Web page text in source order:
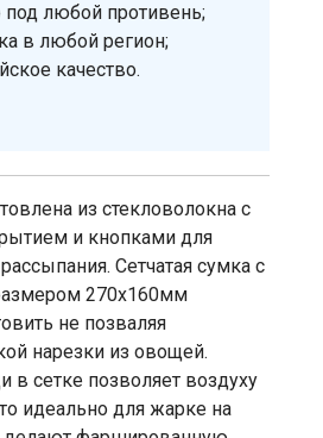
любой противень;
в любой регион;
качество.
из стекловолокна с
и кнопками для
Сетчатая сумка с
270х160мм
не позваляя
нарезки из овощей.
сетке позволяет воздуху
идеально для жарке на